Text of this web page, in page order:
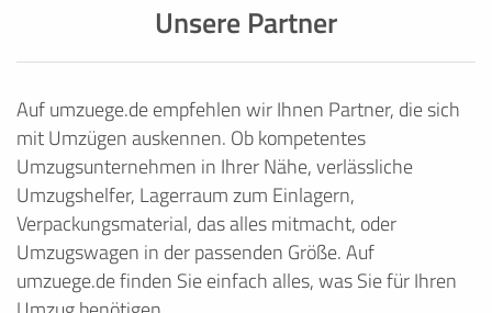
Unsere Partner
Auf umzuege.de empfehlen wir Ihnen Partner, die sich
mit Umzügen auskennen. Ob kompetentes
Umzugsunternehmen in Ihrer Nähe, verlässliche
Umzugshelfer, Lagerraum zum Einlagern,
Verpackungsmaterial, das alles mitmacht, oder
Umzugswagen in der passenden Größe. Auf
umzuege.de finden Sie einfach alles, was Sie für Ihren